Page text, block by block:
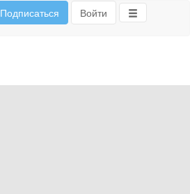
Подписаться Войти